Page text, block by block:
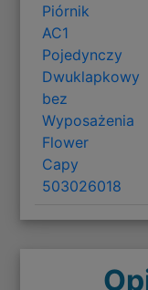
Piórnik
AC1
Pojedynczy
Dwuklapkowy
bez
Wyposażenia
Flower
Capy
503026018